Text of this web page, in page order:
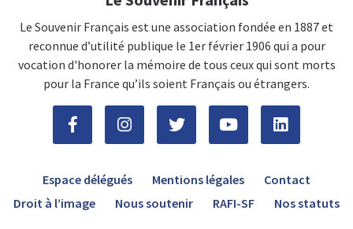
Le Souvenir Français est une association fondée en 1887 et
reconnue d’utilité publique le 1er février 1906 qui a pour
vocation d'honorer la mémoire de tous ceux qui sont morts
pour la France qu’ils soient Français ou étrangers.
Espace délégués Mentions légales
Contact
Droit à l’image
Nous soutenir RAFI-SF Nos statuts